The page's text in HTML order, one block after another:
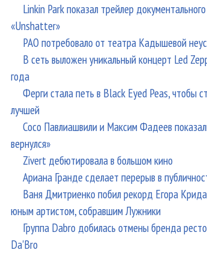
Linkin Park показал трейлер
«Unshatter»
РАО потребовало от театра Кадышевой
В сеть выложен уникальный концерт Led
года
Ферги стала петь в Black Eyed Peas, чтобы
лучшей
Сосо Павлиашвили и Максим Фадеев
вернулся»
Zivert дебютировала в большом кино
Ариана Гранде сделает перерыв в
Ваня Дмитриенко побил рекорд Егора
юным артистом, собравшим Лужники
Группа Dabro добилась отмены бренда
Da'Bro